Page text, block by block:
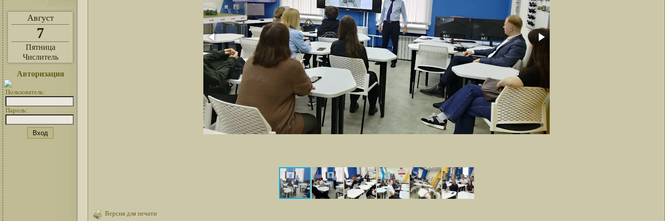
Август
7
Пятница
Числитель
Авторизация
Пользователь:
Пароль:
Версия для печати